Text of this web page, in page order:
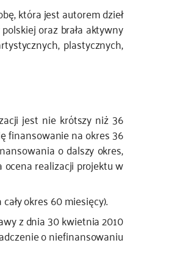
która jest autorem dzieł
oraz brała aktywny
plastycznych,
jest nie krótszy niż 36
finansowanie na okres 36
o dalszy okres,
ocena realizacji projektu w
okres 60 miesięcy).
z dnia 30 kwietnia 2010
o niefinansowaniu